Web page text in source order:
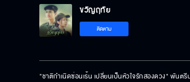
ขวัญฤทัย
ติดตาม
"ชาติกำเนิดซ่อนเร้น เปลี่ยนเป็นหัวใจรักสองดวง" พัน